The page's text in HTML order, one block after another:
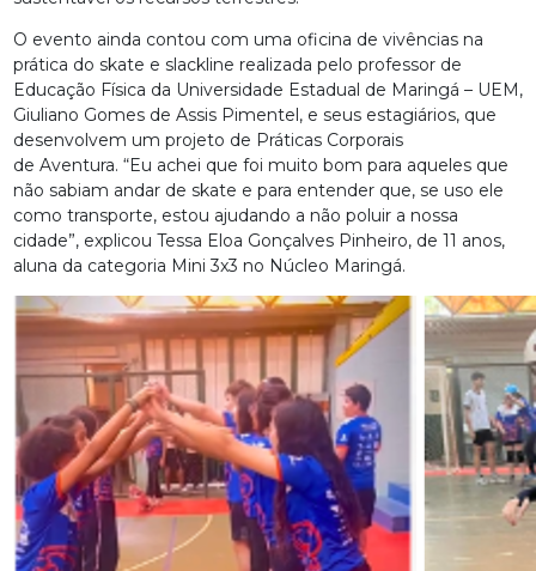
O evento ainda contou com uma oficina de vivências na
prática do skate e slackline realizada pelo professor de
Educação Física da Universidade Estadual de Maringá – UEM,
Giuliano Gomes de Assis Pimentel, e seus estagiários, que
desenvolvem um projeto de Práticas Corporais
de Aventura. “Eu achei que foi muito bom para aqueles que
não sabiam andar de skate e para entender que, se uso ele
como transporte, estou ajudando a não poluir a nossa
cidade”, explicou Tessa Eloa Gonçalves Pinheiro, de 11 anos,
aluna da categoria Mini 3x3 no Núcleo Maringá.